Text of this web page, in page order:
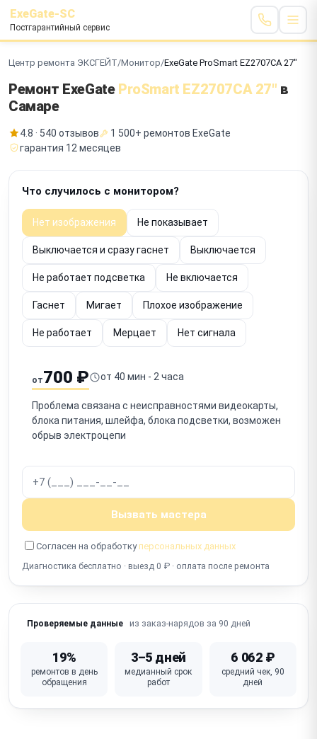
ExeGate-SC
Постгарантийный сервис
Центр ремонта ЭКСГЕЙТ/Монитор/ExeGate ProSmart EZ2707CA 27"
Ремонт ExeGate ProSmart EZ2707CA 27" в
Самаре
4.8 · 540 отзывов
1 500+ ремонтов ExeGate
гарантия 12 месяцев
Что случилось с монитором?
Нет изображения Не показывает
Выключается и сразу гаснет Выключается
Не работает подсветка Не включается
Гаснет Мигает Плохое изображение
Не работает Мерцает Нет сигнала
от700 ₽ от 40 мин - 2 часа
Проблема связана с неисправностями видеокарты,
блока питания, шлейфа, блока подсветки, возможен
обрыв электроцепи
Вызвать мастера
Согласен на обработку персональных данных
Диагностика бесплатно · выезд 0 ₽ · оплата после ремонта
Проверяемые данные из заказ-нарядов за 90 дней
19%
ремонтов в день
обращения
3–5 дней
медианный срок
работ
6 062 ₽
средний чек, 90
дней